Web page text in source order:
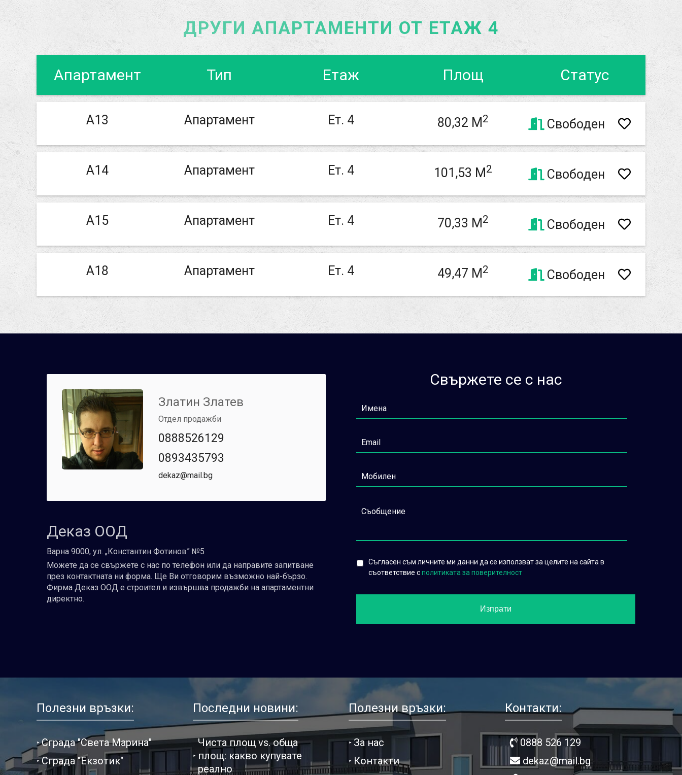
ДРУГИ АПАРТАМЕНТИ ОТ ЕТАЖ 4
Апартамент Тип Етаж Площ Статус
А13 Апартамент Ет. 4 80,32 M 2 Свободен
А14 Апартамент Ет. 4 101,53 M 2 Свободен
А15 Апартамент Ет. 4 70,33 M 2 Свободен
А18 Апартамент Ет. 4 49,47 M 2 Свободен
Златин Златев
Отдел продажби
0888526129
0893435793
dekaz@mail.bg
Деказ ООД
Варна 9000, ул. „Константин Фотинов” №5
Можете да се свържете с нас по телефон или да направите запитване
през контактната ни форма. Ще Ви отговорим възможно най-бързо.
Фирма Деказ ООД е строител и извършва продажби на апартаментни
директно.
Свържете се с нас
Съгласен съм личните ми данни да се използват за целите на сайта в
съответствие сполитиката за поверителност
Полезни връзки:
Сграда "Света Марина"
Сграда "Екзотик"
Последни новини:
Чиста площ vs. обща
площ: какво купувате
реално
Полезни връзки:
За нас
Контакти
Контакти:
0888 526 129
dekaz@mail.bg